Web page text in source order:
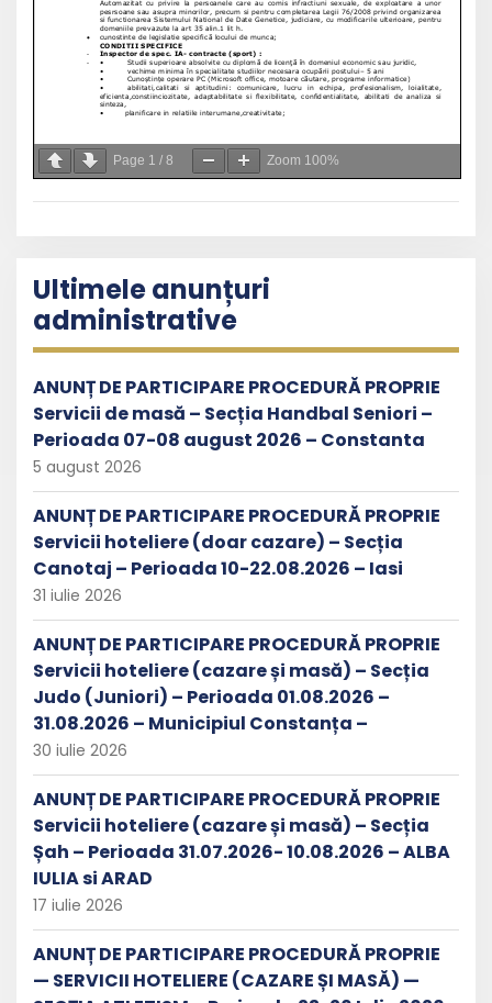
Page 1 / 8 Zoom 100%
Ultimele anunțuri
administrative
ANUNȚ DE PARTICIPARE PROCEDURĂ PROPRIE
Servicii de masă – Secția Handbal Seniori –
Perioada 07-08 august 2026 – Constanta
5 august 2026
ANUNȚ DE PARTICIPARE PROCEDURĂ PROPRIE
Servicii hoteliere (doar cazare) – Secția
Canotaj – Perioada 10-22.08.2026 – Iasi
31 iulie 2026
ANUNȚ DE PARTICIPARE PROCEDURĂ PROPRIE
Servicii hoteliere (cazare și masă) – Secția
Judo (Juniori) – Perioada 01.08.2026 –
31.08.2026 – Municipiul Constanța –
30 iulie 2026
ANUNȚ DE PARTICIPARE PROCEDURĂ PROPRIE
Servicii hoteliere (cazare și masă) – Secția
Șah – Perioada 31.07.2026- 10.08.2026 – ALBA
IULIA si ARAD
17 iulie 2026
ANUNȚ DE PARTICIPARE PROCEDURĂ PROPRIE
— SERVICII HOTELIERE (CAZARE ȘI MASĂ) —